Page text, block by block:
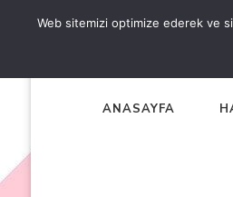
OKUL
ANASAYFA
Web sitemizi optimize ederek ve